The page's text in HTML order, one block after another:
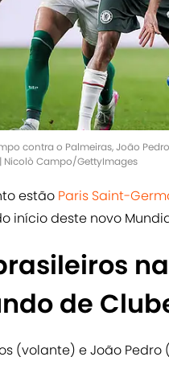
contra o Palmeiras, João
Nicolò Campo/GettyImages
estão Paris Saint-
início deste novo
de
(volante) e João